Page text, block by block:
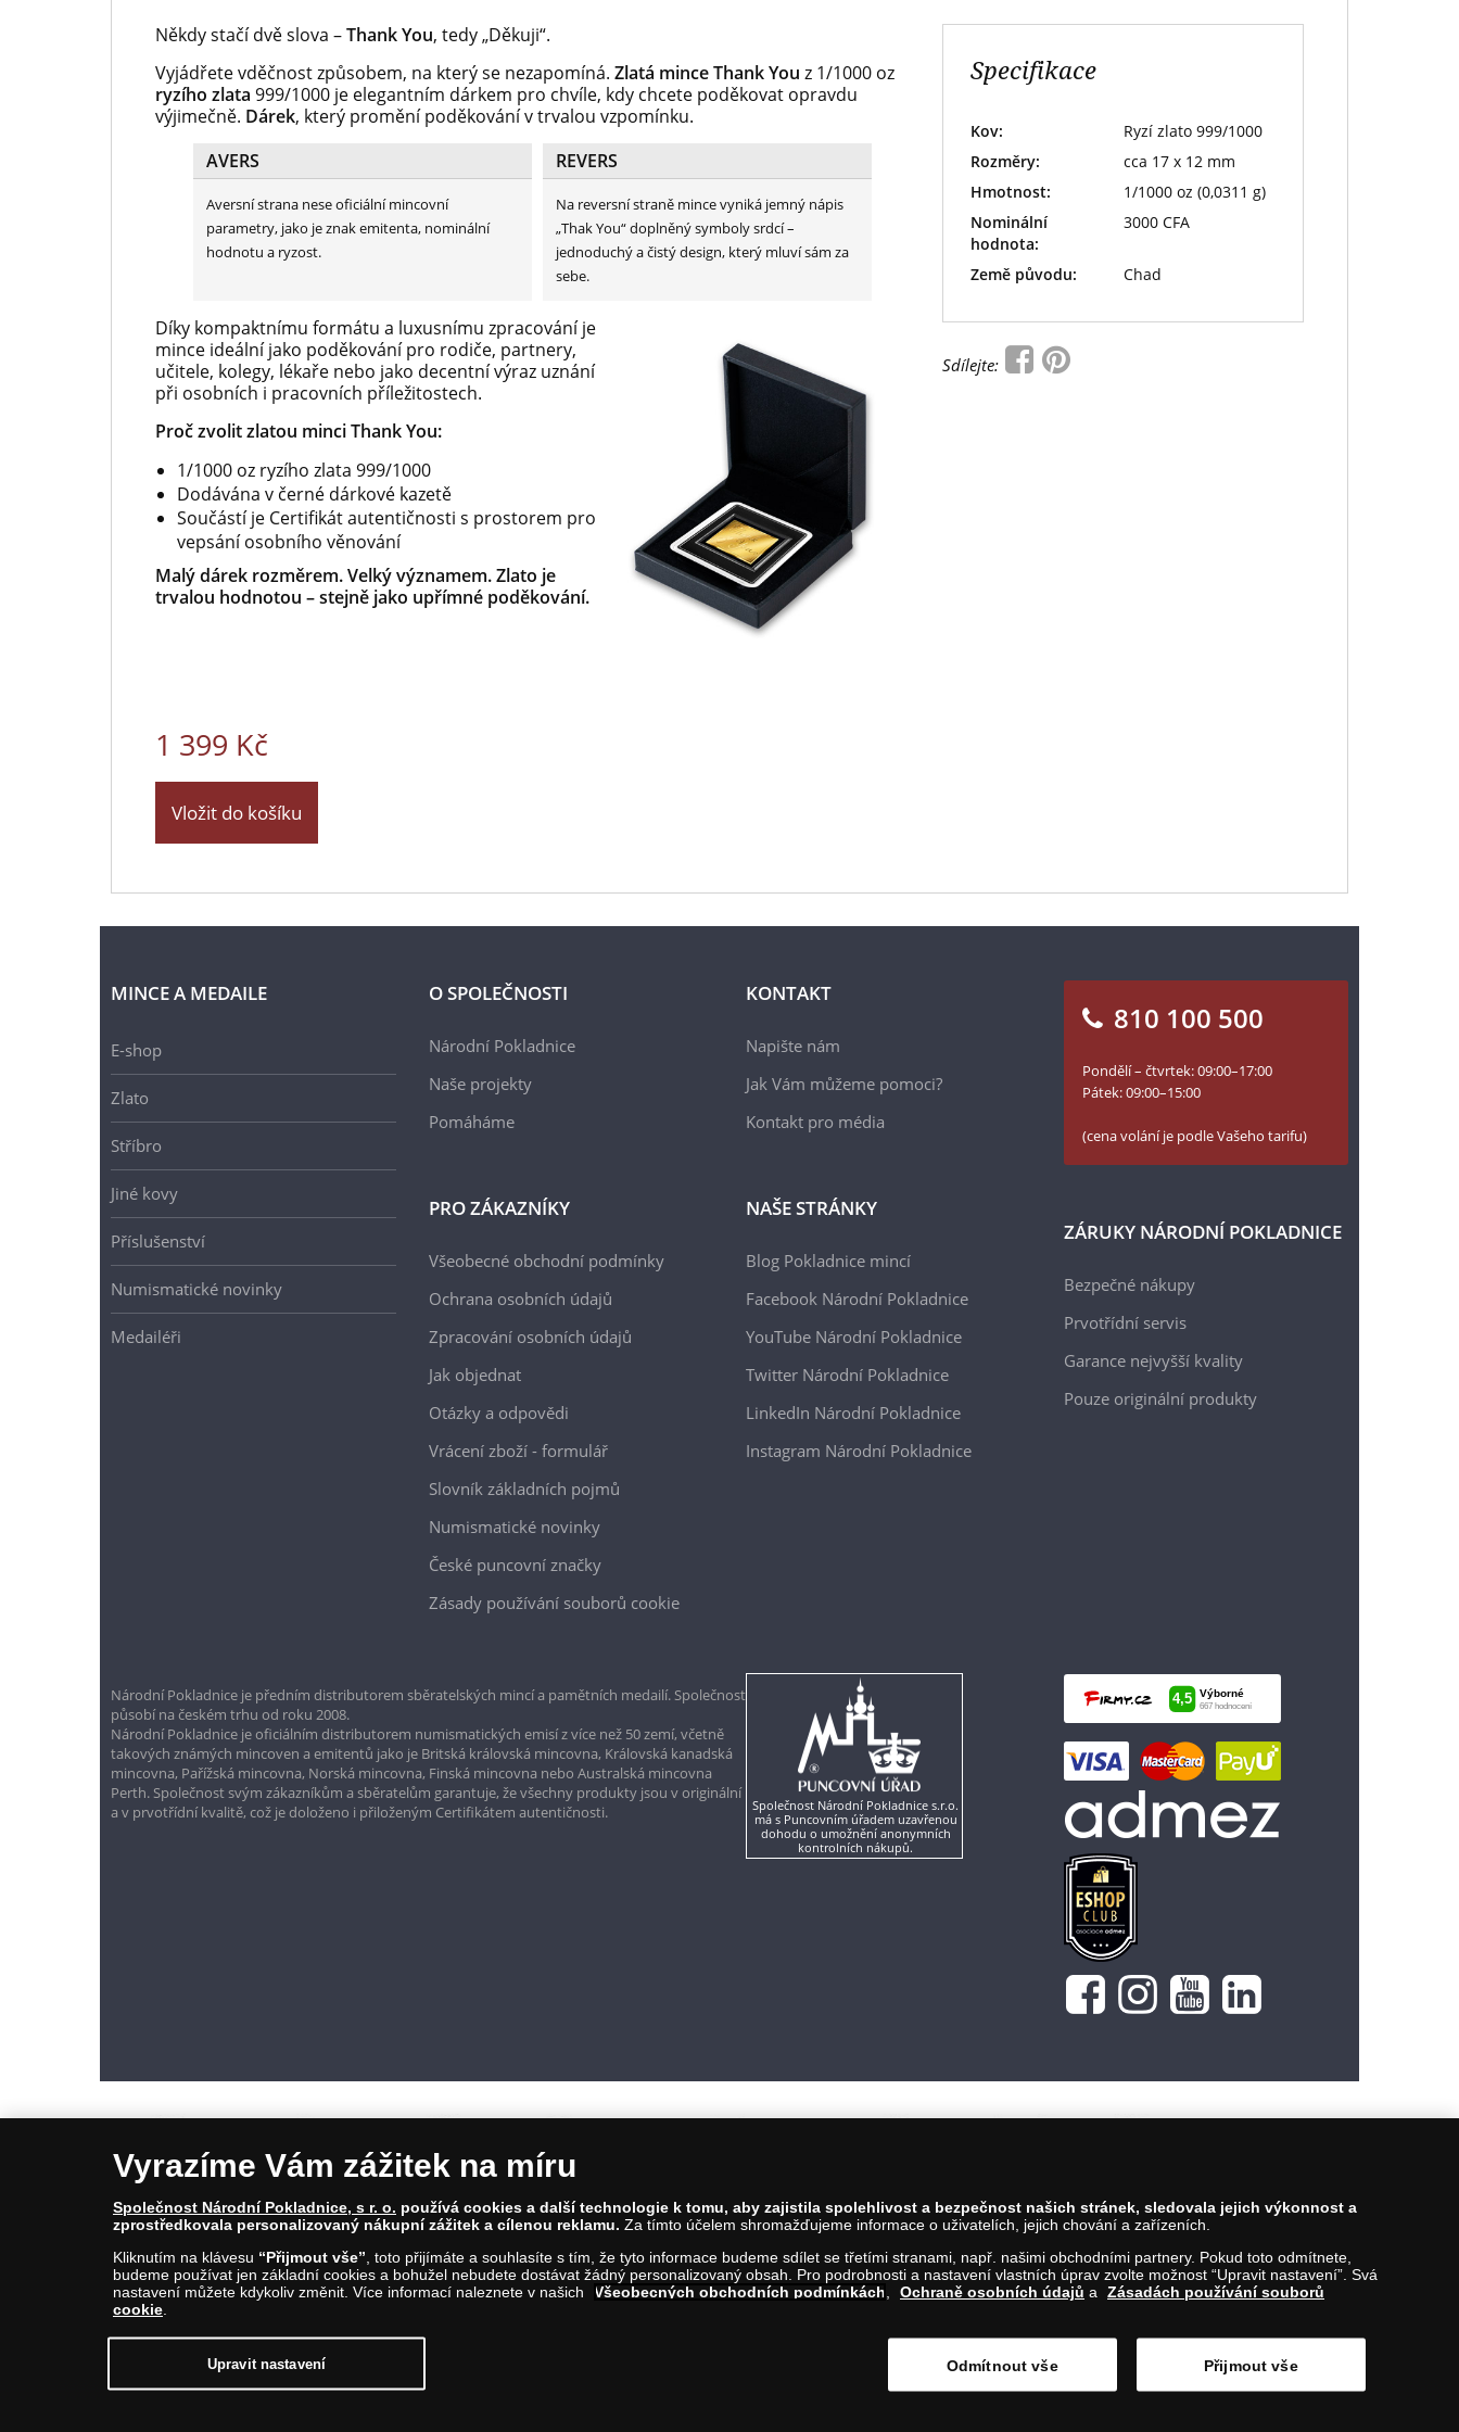
Někdy stačí dvě slova –Thank You, tedy „Děkuji“.
Vyjádřete vděčnost způsobem, na který se nezapomíná. Zlatá mince Thank You z 1/1000 oz
ryzího zlata 999/1000 je elegantním dárkem pro chvíle, kdy chcete poděkovat opravdu
výjimečně. Dárek, který promění poděkování v trvalou vzpomínku.
AVERS
REVERS
Aversní strana nese oficiální mincovní
parametry, jako je znak emitenta, nominální
hodnotu a ryzost.
Na reversní straně mince vyniká jemný nápis
„Thak You“ doplněný symboly srdcí –
jednoduchý a čistý design, který mluví sám za
sebe.
Díky kompaktnímu formátu a luxusnímu zpracování je
mince ideální jako poděkování pro rodiče, partnery,
učitele, kolegy, lékaře nebo jako decentní výraz uznání
při osobních i pracovních příležitostech.
Proč zvolit zlatou minci Thank You:
1/1000 oz ryzího zlata 999/1000
Dodávána v černé dárkové kazetě
Součástí je Certifikát autentičnosti s prostorem pro
vepsání osobního věnování
Malý dárek rozměrem. Velký významem. Zlato je
trvalou hodnotou – stejně jako upřímné poděkování.
1 399 Kč
Vložit do košíku
Specifikace
Kov:
Ryzí zlato 999/1000
Rozměry:
cca 17 x 12 mm
Hmotnost:
1/1000 oz (0,0311 g)
Nominální
hodnota:
3000 CFA
Země původu: Chad
Sdílejte:
1 399 Kč
MINCE A MEDAILE
E-shop
Zlato
Stříbro
Jiné kovy
Příslušenství
Numismatické novinky
Medailéři
O SPOLEČNOSTI
Národní Pokladnice
Naše projekty
Pomáháme
PRO ZÁKAZNÍKY
Všeobecné obchodní podmínky
Ochrana osobních údajů
Zpracování osobních údajů
Jak objednat
Otázky a odpovědi
Vrácení zboží - formulář
Slovník základních pojmů
Numismatické novinky
České puncovní značky
Zásady používání souborů cookie
KONTAKT
Napište nám
Jak Vám můžeme pomoci?
Kontakt pro média
NAŠE STRÁNKY
Blog Pokladnice mincí
Facebook Národní Pokladnice
YouTube Národní Pokladnice
Twitter Národní Pokladnice
LinkedIn Národní Pokladnice
Instagram Národní Pokladnice
810 100 500
Pondělí – čtvrtek: 09:00–17:00
Pátek: 09:00–15:00
(cena volání je podle Vašeho tarifu)
ZÁRUKY NÁRODNÍ POKLADNICE
Bezpečné nákupy
Prvotřídní servis
Garance nejvyšší kvality
Pouze originální produkty
Národní Pokladnice je předním distributorem sběratelských mincí a pamětních medailí. Společnost
působí na českém trhu od roku 2008.
Národní Pokladnice je oficiálním distributorem numismatických emisí z více než 50 zemí, včetně
takových známých mincoven a emitentů jako je Britská královská mincovna, Královská kanadská
mincovna, Pařížská mincovna, Norská mincovna, Finská mincovna nebo Australská mincovna
Perth. Společnost svým zákazníkům a sběratelům garantuje, že všechny produkty jsou v originální
a v prvotřídní kvalitě, což je doloženo i přiloženým Certifikátem autentičnosti.
Společnost Národní Pokladnice s.r.o.
má s Puncovním úřadem uzavřenou
dohodu o umožnění anonymních
kontrolních nákupů.
© Copyright 2026 - Národní Pokladnice, s. r. o.; Karolinská 661/4, 186 00 Praha 8; Tel.: 810 100 500
E-mail: info@narodnipokladnice.cz, www.narodnipokladnice.cz; IČ: 28507622; DIČ: CZ28507622
Společnost zapsána v OR vedeném Městským soudem v Praze, oddíl C, vložka 146644
Upravit nastavení souborů cookie můžete
Vyrazíme Vám zážitek na míru
Společnost Národní Pokladnice, s r. o. používá cookies a další technologie k tomu, aby zajistila spolehlivost a bezpečnost našich stránek, sledovala jejich výkonnost a
zprostředkovala personalizovaný nákupní zážitek a cílenou reklamu. Za tímto účelem shromažďujeme informace o uživatelích, jejich chování a zařízeních.
Kliknutím na klávesu “Přijmout vše” , toto přijímáte a souhlasíte s tím, že tyto informace budeme sdílet se třetími stranami, např. našimi obchodními partnery. Pokud toto odmítnete,
budeme používat jen základní cookies a bohužel nebudete dostávat žádný personalizovaný obsah. Pro podrobnosti a nastavení vlastních úprav zvolte možnost “Upravit nastavení”. Svá
nastavení můžete kdykoliv změnit. Více informací naleznete v našich
Všeobecných obchodních podmínkách Ochraně osobních údajů a
Zásadách používání souborů
cookie
Upravit nastavení Odmítnout vše Přijmout vše